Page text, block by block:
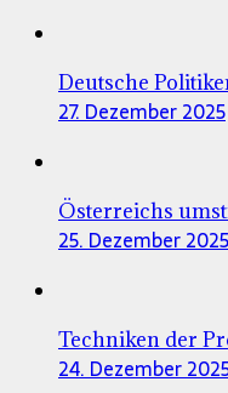
Deutsche
27. Dezember 2025
Österreichs
25. Dezember 2025
Techniken der
24. Dezember